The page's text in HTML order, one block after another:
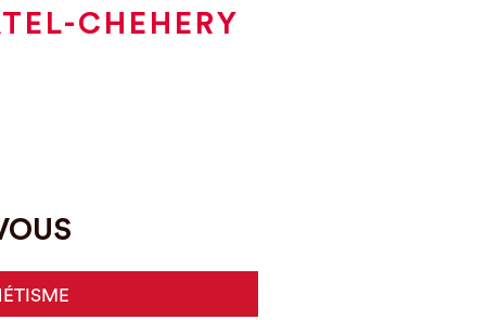
CHEHERY